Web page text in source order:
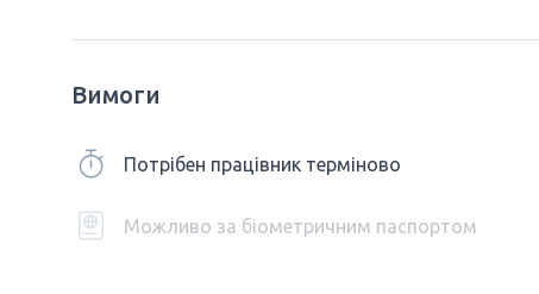
Вимоги
Потрібен працівник терміново
Можливо за біометричним паспортом